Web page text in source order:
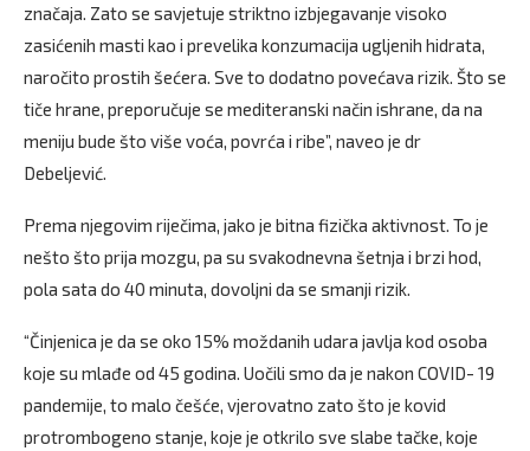
značaja. Zato se savjetuje striktno izbjegavanje visoko
zasićenih masti kao i prevelika konzumacija ugljenih hidrata,
naročito prostih šećera. Sve to dodatno povećava rizik. Što se
tiče hrane, preporučuje se mediteranski način ishrane, da na
meniju bude što više voća, povrća i ribe”, naveo je dr
Debeljević.
Prema njegovim riječima, jako je bitna fizička aktivnost. To je
nešto što prija mozgu, pa su svakodnevna šetnja i brzi hod,
pola sata do 40 minuta, dovoljni da se smanji rizik.
“Činjenica je da se oko 15% moždanih udara javlja kod osoba
koje su mlađe od 45 godina. Uočili smo da je nakon COVID- 19
pandemije, to malo češće, vjerovatno zato što je kovid
protrombogeno stanje, koje je otkrilo sve slabe tačke, koje